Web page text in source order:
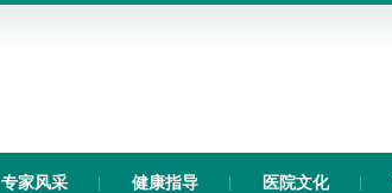
专家风采 健康指导 医院文化